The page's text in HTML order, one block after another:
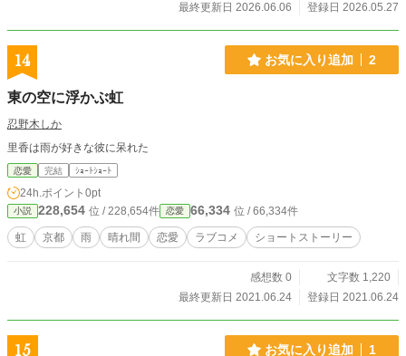
最終更新日 2026.06.06
登録日 2026.05.27
14 お気に入り追加 2
東の空に浮かぶ虹
忍野木しか
里香は雨が好きな彼に呆れた
恋愛 完結 ｼｮｰﾄｼｮｰﾄ
24h.ポイント 0pt
小説 228,654 位 / 228,654件 恋愛 66,334 位 / 66,334件
虹 京都 雨 晴れ間 恋愛 ラブコメ ショートストーリー
感想数 0
文字数 1,220
最終更新日 2021.06.24
登録日 2021.06.24
15 お気に入り追加 1